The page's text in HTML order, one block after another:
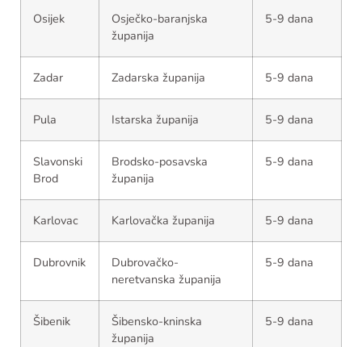
Osijek
Osječko-baranjska
županija
5-9 dana
Zadar Zadarska županija 5-9 dana
Pula Istarska županija 5-9 dana
Slavonski
Brod
Brodsko-posavska
županija
5-9 dana
Karlovac Karlovačka županija 5-9 dana
Dubrovnik
Dubrovačko-
neretvanska županija
5-9 dana
Šibenik
Šibensko-kninska
županija
5-9 dana